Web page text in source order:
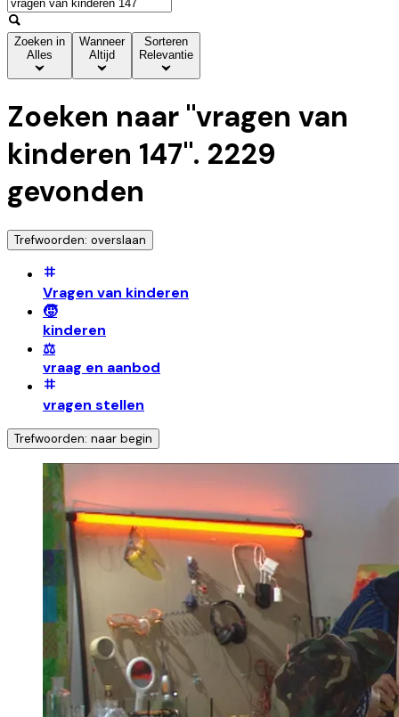
Zoeken in
Alles
Wanneer
Altijd
Sorteren
Relevantie
Zoeken naar "vragen van
kinderen 147". 2229
gevonden
Trefwoorden: overslaan
Vragen van kinderen
🧒
kinderen
⚖️
vraag en aanbod
vragen stellen
Trefwoorden: naar begin